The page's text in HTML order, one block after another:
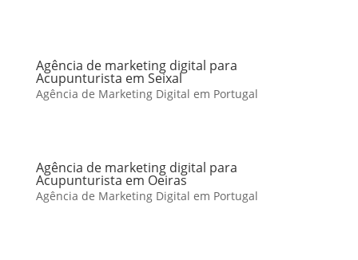
Agência de marketing digital para
Acupunturista em Seixal
Agência de Marketing Digital em Portugal
Agência de marketing digital para
Acupunturista em Oeiras
Agência de Marketing Digital em Portugal